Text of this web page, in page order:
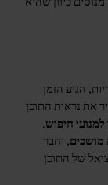
הגיע הזמן
את נראות התוכן
חיפוש.
מושכים, וחבר
של התוכן